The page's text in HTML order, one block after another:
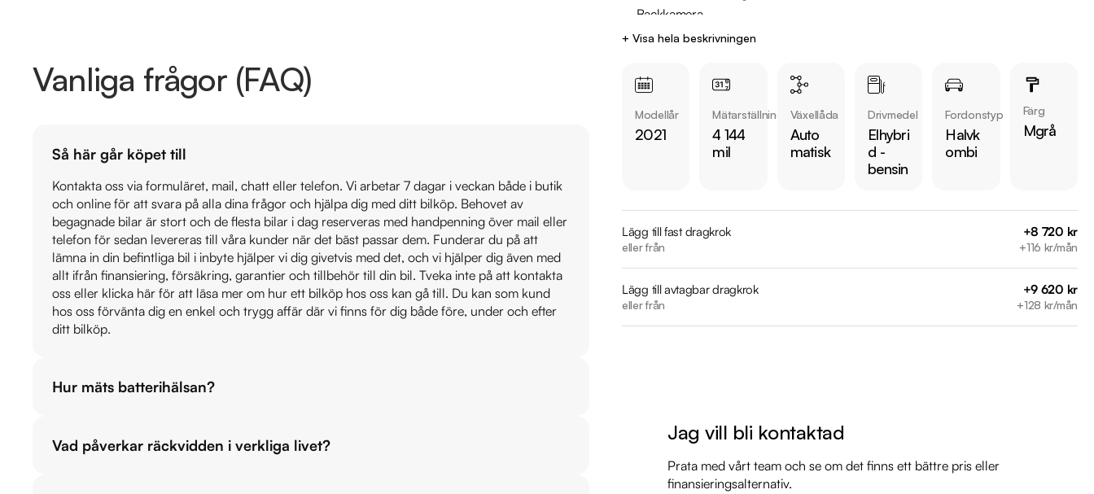
Vanliga frågor (FAQ)
Så här går köpet till
Kontakta oss via formuläret, mail, chatt eller telefon. Vi arbetar 7 dagar i veckan både i butik
och online för att svara på alla dina frågor och hjälpa dig med ditt bilköp. Behovet av
begagnade bilar är stort och de flesta bilar i dag reserveras med handpenning över mail eller
telefon för sedan levereras till våra kunder när det bäst passar dem. Funderar du på att
lämna in din befintliga bil i inbyte hjälper vi dig givetvis med det, och vi hjälper dig även med
allt ifrån finansiering, försäkring, garantier och tillbehör till din bil. Tveka inte på att kontakta
oss eller klicka här för att läsa mer om hur ett bilköp hos oss kan gå till. Du kan som kund
hos oss förvänta dig en enkel och trygg affär där vi finns för dig både före, under och efter
ditt bilköp.
Hur mäts batterihälsan?
Vad påverkar räckvidden i verkliga livet?
  - Rattvärme
Övrig information om bilen:
Årsskatt: Endast 360 kr
Vid blandad körning är förbrukning endast 0.30 l/mil
Servicehistorik:
2022-01-11 - 1459 mil
2023-03-15 - 2366 mil
2024-09-09 - 3154 mil
2026-04-05 - 4143 mil
• Se närbilder och film på bilen
• Reservera bilen direkt online
• Få mer info om utrustning och tillval
+ Visa hela beskrivningen
Modellår
2021
Mätarställning
4 144
mil
Växellåda
Auto
matisk
Drivmedel
Elhybri
d -
bensin
Fordonstyp
Halvk
ombi
Färg
Mgrå
Lägg till fast dragkrok
eller från
+8 720 kr
+116 kr/mån
Lägg till avtagbar dragkrok
eller från
+9 620 kr
+128 kr/mån
Jag vill bli kontaktad
Prata med vårt team och se om det finns ett bättre pris eller
finansieringsalternativ.